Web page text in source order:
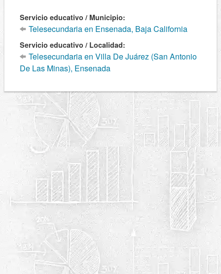
Servicio educativo / Municipio:
Telesecundaria en Ensenada, Baja California
Servicio educativo / Localidad:
Telesecundaria en Villa De Juárez (San Antonio
De Las Minas), Ensenada